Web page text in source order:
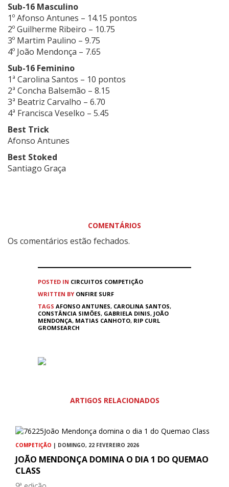
Sub-16 Masculino
1º Afonso Antunes – 14.15 pontos
2º Guilherme Ribeiro – 10.75
3º Martim Paulino – 9.75
4º João Mendonça – 7.65
Sub-16 Feminino
1ª Carolina Santos – 10 pontos
2ª Concha Balsemão – 8.15
3ª Beatriz Carvalho – 6.70
4ª Francisca Veselko – 5.45
Best Trick
Afonso Antunes
Best Stoked
Santiago Graça
COMENTÁRIOS
Os comentários estão fechados.
POSTED IN CIRCUITOS COMPETIÇÃO
WRITTEN BY ONFIRE SURF
TAGS AFONSO ANTUNES, CAROLINA SANTOS,
CONSTÂNCIA SIMÕES, GABRIELA DINIS, JOÃO
MENDONÇA, MATIAS CANHOTO, RIP CURL
GROMSEARCH
ARTIGOS RELACIONADOS
COMPETIÇÃO | DOMINGO, 22 FEVEREIRO 2026
JOÃO MENDONÇA DOMINA O DIA 1 DO QUEMAO
CLASS